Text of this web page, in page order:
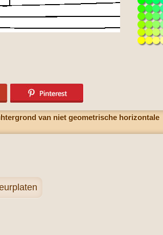
van niet geometrische horizontale